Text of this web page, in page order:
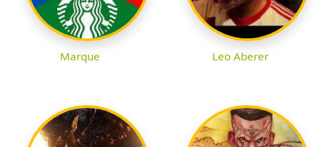
Marque Leo Aberer